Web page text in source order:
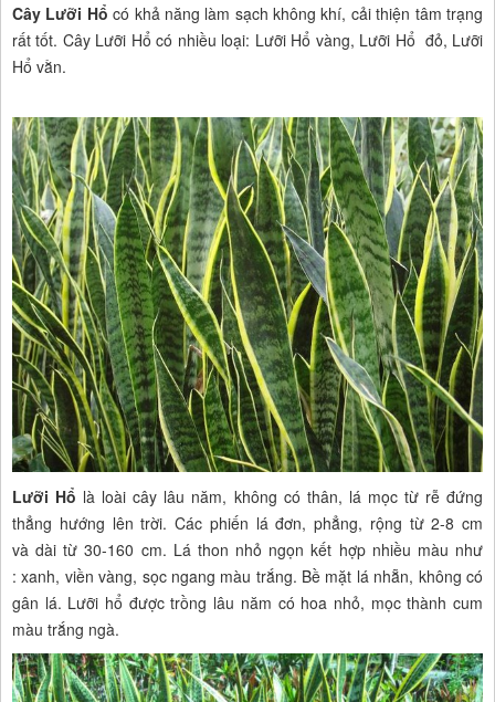
Cây Lưỡi Hổ có khả năng làm sạch không khí, cải thiện tâm trạng
rất tốt. Cây Lưỡi Hổ có nhiều loại: Lưỡi Hổ vàng, Lưỡi Hổ đỏ, Lưỡi
Hổ vằn.
Lưỡi Hổ là loài cây lâu năm, không có thân, lá mọc từ rễ đứng
thẳng hướng lên trời. Các phiến lá đơn, phẳng, rộng từ 2-8 cm
và dài từ 30-160 cm. Lá thon nhỏ ngọn kết hợp nhiều màu như
: xanh, viền vàng, sọc ngang màu trắng. Bề mặt lá nhẵn, không có
gân lá. Lưỡi hổ được trồng lâu năm có hoa nhỏ, mọc thành cum
màu trắng ngà.